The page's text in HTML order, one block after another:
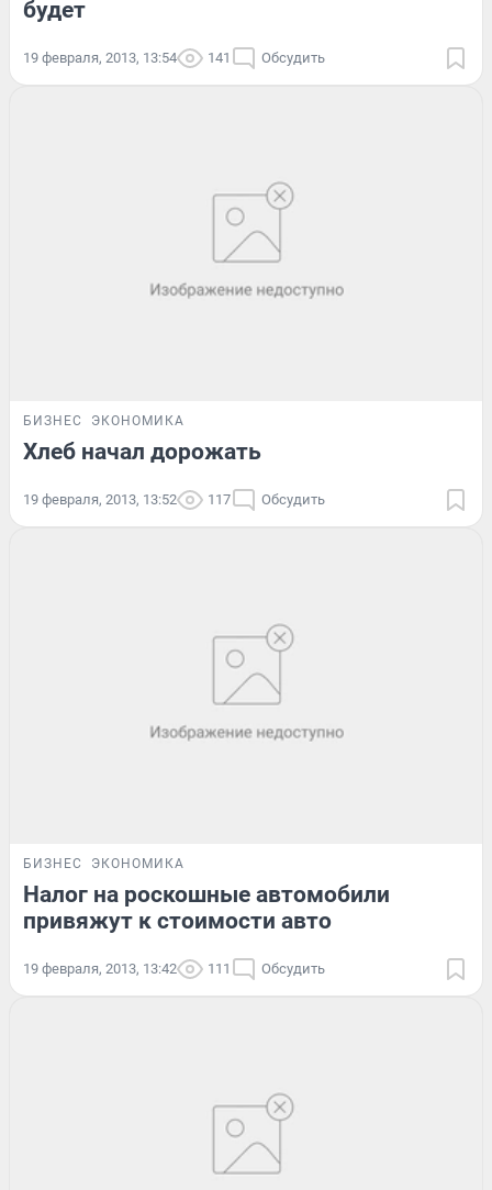
будет
19 февраля, 2013, 13:54 141 Обсудить
БИЗНЕС ЭКОНОМИКА
Хлеб начал дорожать
19 февраля, 2013, 13:52 117 Обсудить
БИЗНЕС ЭКОНОМИКА
Налог на роскошные автомобили
привяжут к стоимости авто
19 февраля, 2013, 13:42 111 Обсудить